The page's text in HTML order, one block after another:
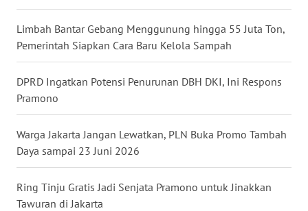
Limbah Bantar Gebang Menggunung hingga 55 Juta Ton,
Pemerintah Siapkan Cara Baru Kelola Sampah
DPRD Ingatkan Potensi Penurunan DBH DKI, Ini Respons
Pramono
Warga Jakarta Jangan Lewatkan, PLN Buka Promo Tambah
Daya sampai 23 Juni 2026
Ring Tinju Gratis Jadi Senjata Pramono untuk Jinakkan
Tawuran di Jakarta
WN
LESUNG
KARO
SIMALUNGUN
LABUHANBATU